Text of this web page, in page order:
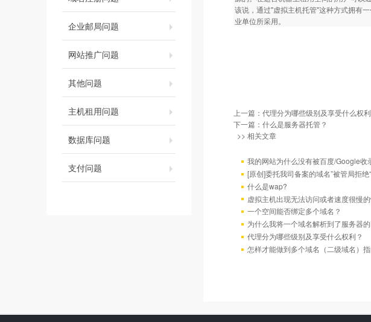
全能型主机
多线主机
双线主机
集群主机
双栈主机（IPv6
企业邮局问题
网站推广问题
其他问题
主机租用问题
数据库问题
支付问题
该说，通过"虚拟主机托管"这种方式拥有
业单位所采用。
上一篇： 代理分为哪些级别及享受什么权利
下一篇： 什么是服务器托管？
>> 相关文章
我的网站为什么没有被百度/Google收
[原创]委托我司备案的域名”被管局拒绝
什么是wap?
虚拟主机出现无法访问或者速度很慢
一个空间能否绑定多个域名？
为什么我将一个域名解析到了服务器
代理分为哪些级别及享受什么权利？
怎样才能做到多个域名（二级域名）